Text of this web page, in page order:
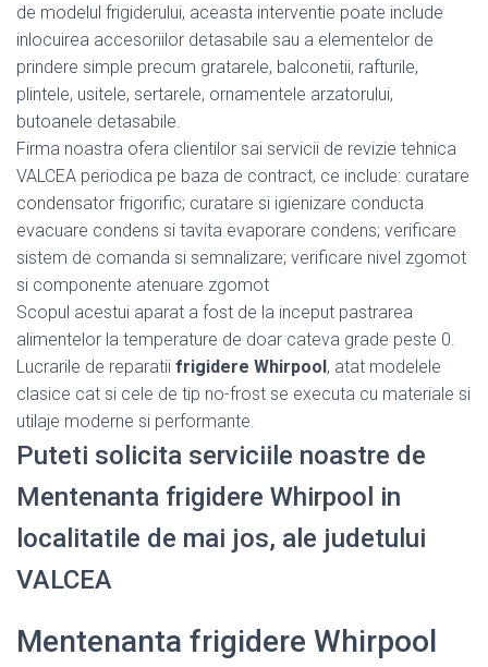
de modelul frigiderului, aceasta interventie poate include
inlocuirea accesoriilor detasabile sau a elementelor de
prindere simple precum gratarele, balconetii, rafturile,
plintele, usitele, sertarele, ornamentele arzatorului,
butoanele detasabile.
Firma noastra ofera clientilor sai servicii de revizie tehnica
VALCEA periodica pe baza de contract, ce include: curatare
condensator frigorific; curatare si igienizare conducta
evacuare condens si tavita evaporare condens; verificare
sistem de comanda si semnalizare; verificare nivel zgomot
si componente atenuare zgomot
Scopul acestui aparat a fost de la inceput pastrarea
alimentelor la temperature de doar cateva grade peste 0.
Lucrarile de reparatii frigidere Whirpool, atat modelele
clasice cat si cele de tip no-frost se executa cu materiale si
utilaje moderne si performante.
Puteti solicita serviciile noastre de
Mentenanta frigidere Whirpool in
localitatile de mai jos, ale judetului
VALCEA
Mentenanta frigidere Whirpool